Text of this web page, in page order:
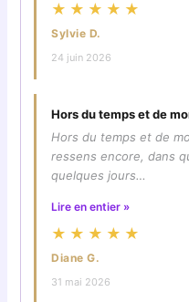
★★★★★
Sylvie D.
24 juin 2026
Hors du temps et de
Hors du temps et de
ressens encore, dans
quelques jours…
Lire en entier »
★★★★★
Diane G.
31 mai 2026